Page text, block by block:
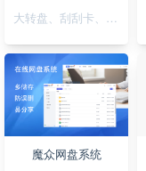
大转盘、刮刮卡、积分、红包一站全搞定
魔众网盘系统